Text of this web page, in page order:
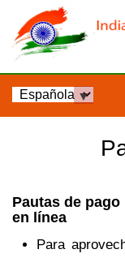
Pautas de
en línea
Para